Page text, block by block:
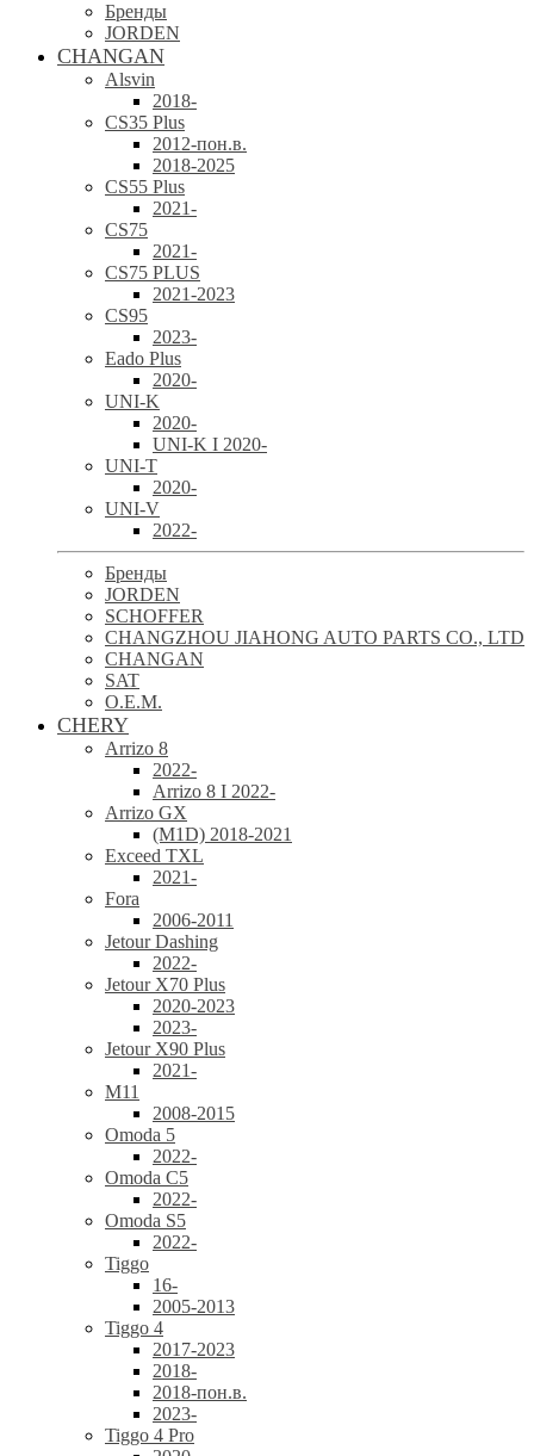
Бренды
JORDEN
CHANGAN
Alsvin
2018-
CS35 Plus
2012-пон.в.
2018-2025
CS55 Plus
2021-
CS75
2021-
CS75 PLUS
2021-2023
CS95
2023-
Eado Plus
2020-
UNI-K
2020-
UNI-K I 2020-
UNI-T
2020-
UNI-V
2022-
Бренды
JORDEN
SCHOFFER
CHANGZHOU JIAHONG AUTO PARTS CO., LTD
CHANGAN
SAT
O.E.M.
CHERY
Arrizo 8
2022-
Arrizo 8 I 2022-
Arrizo GX
(M1D) 2018-2021
Exceed TXL
2021-
Fora
2006-2011
Jetour Dashing
2022-
Jetour X70 Plus
2020-2023
2023-
Jetour X90 Plus
2021-
M11
2008-2015
Omoda 5
2022-
Omoda C5
2022-
Omoda S5
2022-
Tiggo
16-
2005-2013
Tiggo 4
2017-2023
2018-
2018-пон.в.
2023-
Tiggo 4 Pro